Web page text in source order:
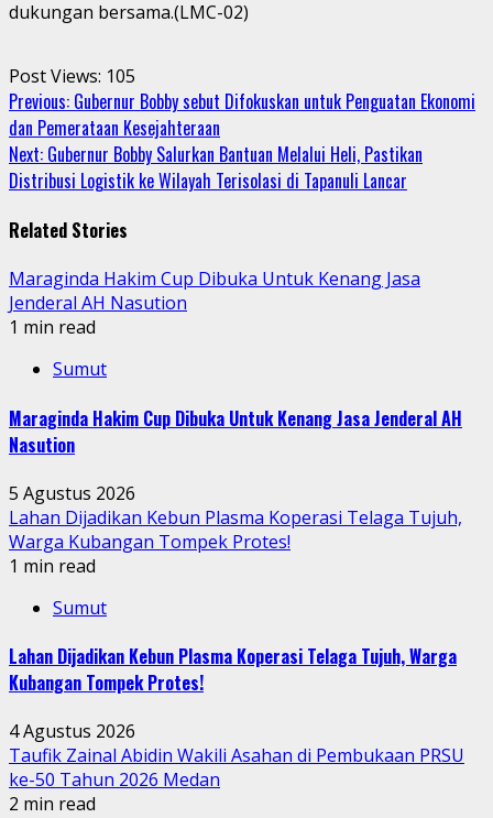
dukungan bersama.(LMC-02)
Post Views: 105
Continue
Reading
Previous: Gubernur Bobby sebut Difokuskan untuk Penguatan Ekonomi
dan Pemerataan Kesejahteraan
Next: Gubernur Bobby Salurkan Bantuan Melalui Heli, Pastikan
Distribusi Logistik ke Wilayah Terisolasi di Tapanuli Lancar
Related Stories
Maraginda Hakim Cup Dibuka Untuk Kenang Jasa
Jenderal AH Nasution
1 min read
Sumut
Maraginda Hakim Cup Dibuka Untuk Kenang Jasa Jenderal AH
Nasution
5 Agustus 2026
Lahan Dijadikan Kebun Plasma Koperasi Telaga Tujuh,
Warga Kubangan Tompek Protes!
1 min read
Sumut
Lahan Dijadikan Kebun Plasma Koperasi Telaga Tujuh, Warga
Kubangan Tompek Protes!
4 Agustus 2026
Taufik Zainal Abidin Wakili Asahan di Pembukaan PRSU
ke-50 Tahun 2026 Medan
2 min read